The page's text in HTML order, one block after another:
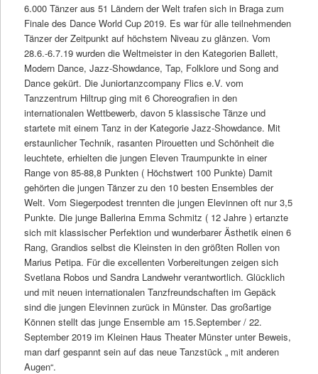
6.000 Tänzer aus 51 Ländern der Welt trafen sich in Braga zum
Finale des Dance World Cup 2019. Es war für alle teilnehmenden
Tänzer der Zeitpunkt auf höchstem Niveau zu glänzen. Vom
28.6.-6.7.19 wurden die Weltmeister in den Kategorien Ballett,
Modern Dance, Jazz-Showdance, Tap, Folklore und Song and
Dance gekürt. Die Juniortanzcompany Flics e.V. vom
Tanzzentrum Hiltrup ging mit 6 Choreografien in den
internationalen Wettbewerb, davon 5 klassische Tänze und
startete mit einem Tanz in der Kategorie Jazz-Showdance. Mit
erstaunlicher Technik, rasanten Pirouetten und Schönheit die
leuchtete, erhielten die jungen Eleven Traumpunkte in einer
Range von 85-88,8 Punkten ( Höchstwert 100 Punkte) Damit
gehörten die jungen Tänzer zu den 10 besten Ensembles der
Welt. Vom Siegerpodest trennten die jungen Elevinnen oft nur 3,5
Punkte. Die junge Ballerina Emma Schmitz ( 12 Jahre ) ertanzte
sich mit klassischer Perfektion und wunderbarer Ästhetik einen 6
Rang, Grandios selbst die Kleinsten in den größten Rollen von
Marius Petipa. Für die excellenten Vorbereitungen zeigen sich
Svetlana Robos und Sandra Landwehr verantwortlich. Glücklich
und mit neuen internationalen Tanzfreundschaften im Gepäck
sind die jungen Elevinnen zurück in Münster. Das großartige
Können stellt das junge Ensemble am 15.September / 22.
September 2019 im Kleinen Haus Theater Münster unter Beweis,
man darf gespannt sein auf das neue Tanzstück „ mit anderen
Augen“.